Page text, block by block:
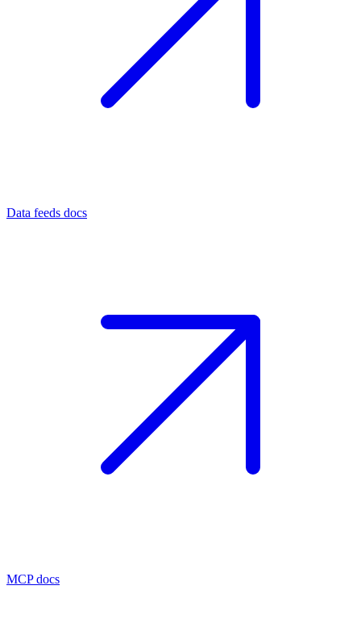
Data feeds docs
MCP docs